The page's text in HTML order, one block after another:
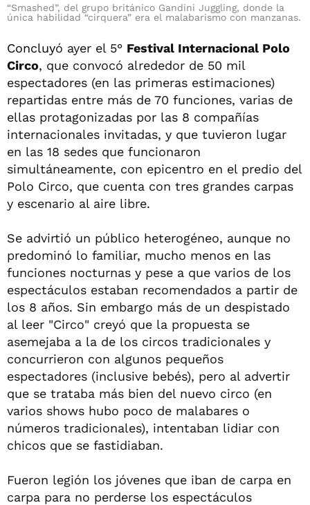
“Smashed”, del grupo británico Gandini Juggling, donde la
única habilidad “cirquera” era el malabarismo con manzanas.
Concluyó ayer el 5° Festival Internacional Polo
Circo, que convocó alrededor de 50 mil
espectadores (en las primeras estimaciones)
repartidas entre más de 70 funciones, varias de
ellas protagonizadas por las 8 compañías
internacionales invitadas, y que tuvieron lugar
en las 18 sedes que funcionaron
simultáneamente, con epicentro en el predio del
Polo Circo, que cuenta con tres grandes carpas
y escenario al aire libre.
Se advirtió un público heterogéneo, aunque no
predominó lo familiar, mucho menos en las
funciones nocturnas y pese a que varios de los
espectáculos estaban recomendados a partir de
los 8 años. Sin embargo más de un despistado
al leer "Circo" creyó que la propuesta se
asemejaba a la de los circos tradicionales y
concurrieron con algunos pequeños
espectadores (inclusive bebés), pero al advertir
que se trataba más bien del nuevo circo (en
varios shows hubo poco de malabares o
números tradicionales), intentaban lidiar con
chicos que se fastidiaban.
Fueron legión los jóvenes que iban de carpa en
carpa para no perderse los espectáculos